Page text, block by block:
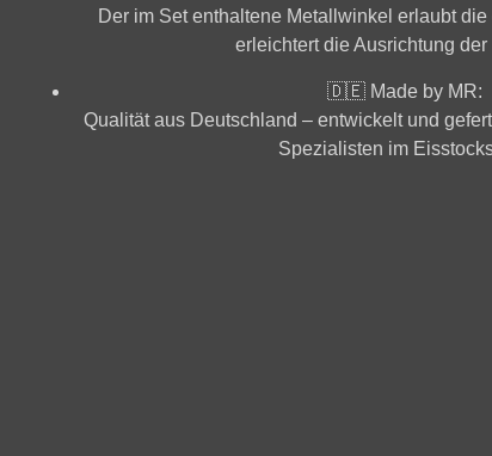
Der im Set enthaltene Metallwinkel erlaubt die
erleichtert die Ausrichtung der
🇩🇪 Made by MR:
Qualität aus Deutschland – entwickelt und
Spezialisten im